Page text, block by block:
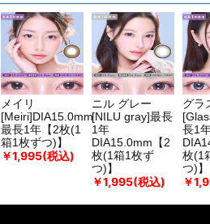
メイリ
[Meiri]DIA15.0mm
最長1年【2枚(1
箱1枚ずつ)】
￥1,995(税込)
ニル グレー
[NILU gray]最長
1年
DIA15.0mm【2
枚(1箱1枚ず
つ)】
￥1,995(税込)
グラ
長1
枚(1
つ)】
￥